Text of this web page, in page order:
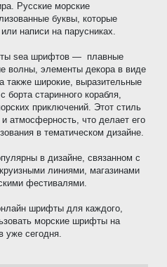
Русские морские
буквы, которые
написи на парусниках.
sea шрифтов — плавные
волны, элементы декора в виде
также широкие, выразительные
старинного корабля,
приключений. Этот стиль
атмосферность, что делает его
в тематическом дизайне.
в дизайне, связанном с
линиями, магазинами
фестивалями.
шрифты для каждого,
морские шрифты на
уже сегодня.